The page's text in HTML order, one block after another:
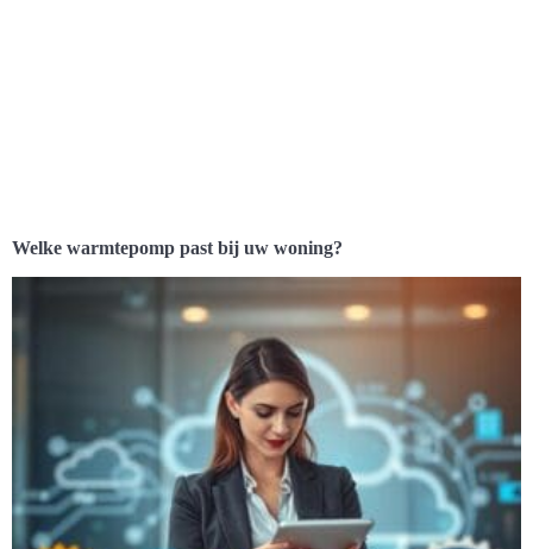
Welke warmtepomp past bij uw woning?